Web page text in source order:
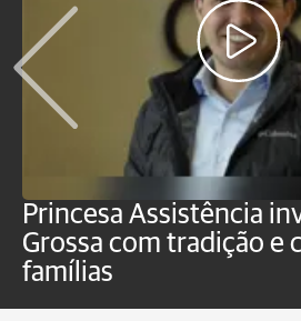
Princesa Assistência
Grossa com tradição e
famílias